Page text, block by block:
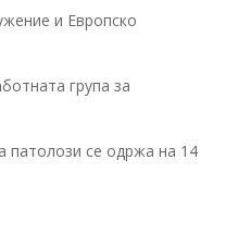
и Европско
група за
патолози се одржа на 14